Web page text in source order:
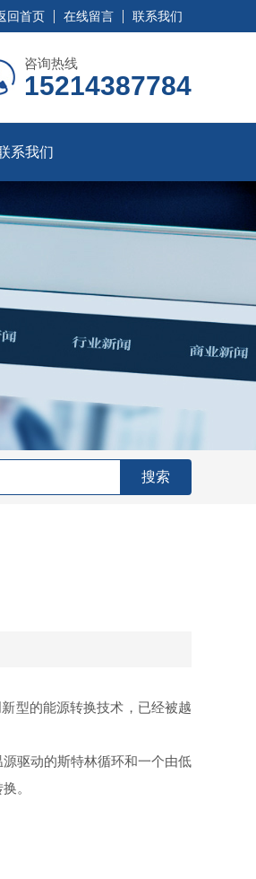
回首页 在线留言 联系我们
咨询热线
15214387784
系我们
型的能源转换技术，已经被越
驱动的斯特林循环和一个由低
。